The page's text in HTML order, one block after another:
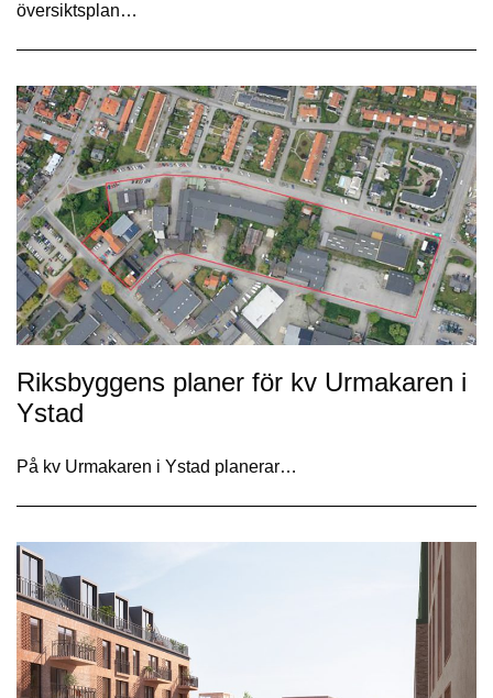
översiktsplan…
Riksbyggens planer för kv Urmakaren i
Ystad
På kv Urmakaren i Ystad planerar…